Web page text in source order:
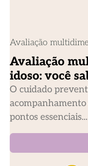
Avaliação
Avaliação
idoso: você
O cuidado
acompanhamento
pontos essenciais...